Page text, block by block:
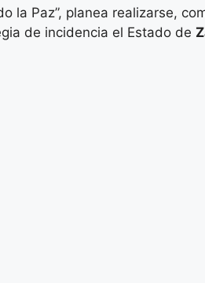
la Paz”, planea realizarse,
de incidencia el Estado de